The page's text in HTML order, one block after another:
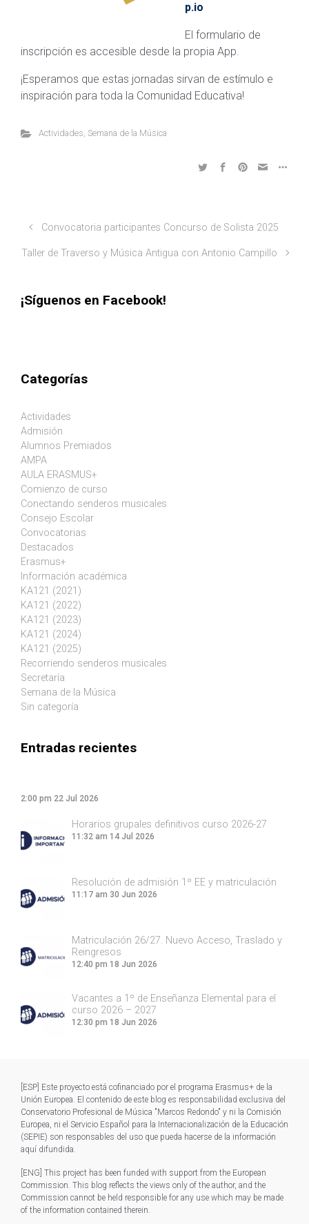
p.io
El formulario de
inscripción es accesible desde la propia App.
¡Esperamos que estas jornadas sirvan de estímulo e
inspiración para toda la Comunidad Educativa!
Actividades, Semana de la Música
Convocatoria participantes Concurso de Solista 2025
Taller de Traverso y Música Antigua con Antonio Campillo
¡Síguenos en Facebook!
Categorías
Actividades
Admisión
Alumnos Premiados
AMPA
AULA ERASMUS+
Comienzo de curso
Conectando senderos musicales
Consejo Escolar
Convocatorias
Destacados
Erasmus+
Información académica
KA121 (2021)
KA121 (2022)
KA121 (2023)
KA121 (2024)
KA121 (2025)
Recorriendo senderos musicales
Secretaría
Semana de la Música
Sin categoría
Entradas recientes
2:00 pm 22 Jul 2026
Horarios grupales definitivos curso 2026-27
11:32 am 14 Jul 2026
Resolución de admisión 1º EE y matriculación
11:17 am 30 Jun 2026
Matriculación 26/27. Nuevo Acceso, Traslado y
Reingresos
12:40 pm 18 Jun 2026
Vacantes a 1º de Enseñanza Elemental para el
curso 2026 – 2027
12:30 pm 18 Jun 2026
[ESP] Este proyecto está cofinanciado por el programa Erasmus+ de la
Unión Europea. El contenido de este blog es responsabilidad exclusiva del
Conservatorio Profesional de Música "Marcos Redondo" y ni la Comisión
Europea, ni el Servicio Español para la Internacionalización de la Educación
(SEPIE) son responsables del uso que pueda hacerse de la información
aquí difundida.
[ENG] This project has been funded with support from the European
Commission. This blog reflects the views only of the author, and the
Commission cannot be held responsible for any use which may be made
of the information contained therein.